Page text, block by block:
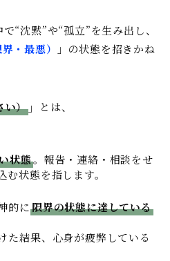
“沈黙”や“孤立”を生み出し、
・最悪）
」の状態を招きかね
い） 」 とは、
状態。報告・連絡・相談をせ
状態を指します。
的に限界の状態に達している
た結果、心身が疲弊している